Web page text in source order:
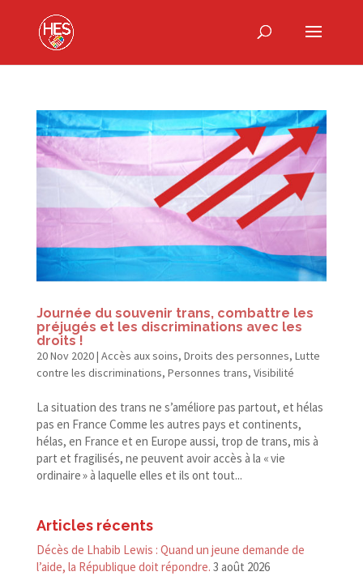
Journée du souvenir trans, combattre les
préjugés et les discriminations avec les
droits !
20 Nov 2020| Accès aux soins, Droits des personnes, Lutte
contre les discriminations, Personnes trans, Visibilité
La situation des trans ne s’améliore pas partout, et hélas
pas en France Comme les autres pays et continents,
hélas, en France et en Europe aussi, trop de trans, mis à
part et fragilisés, ne peuvent avoir accès à la « vie
ordinaire » à laquelle elles et ils ont tout...
Articles récents
Décès de Lhabib Lewis : Quand un jeune demande de
l’aide, la République doit répondre. 3 août 2026